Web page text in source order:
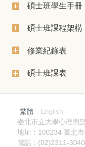
碩士班學生手冊
碩士班課程架構
修業紀錄表
碩士班課表
繁體
English
臺北市立大學心理與
地址：100234 臺北
電話：(02)2311-